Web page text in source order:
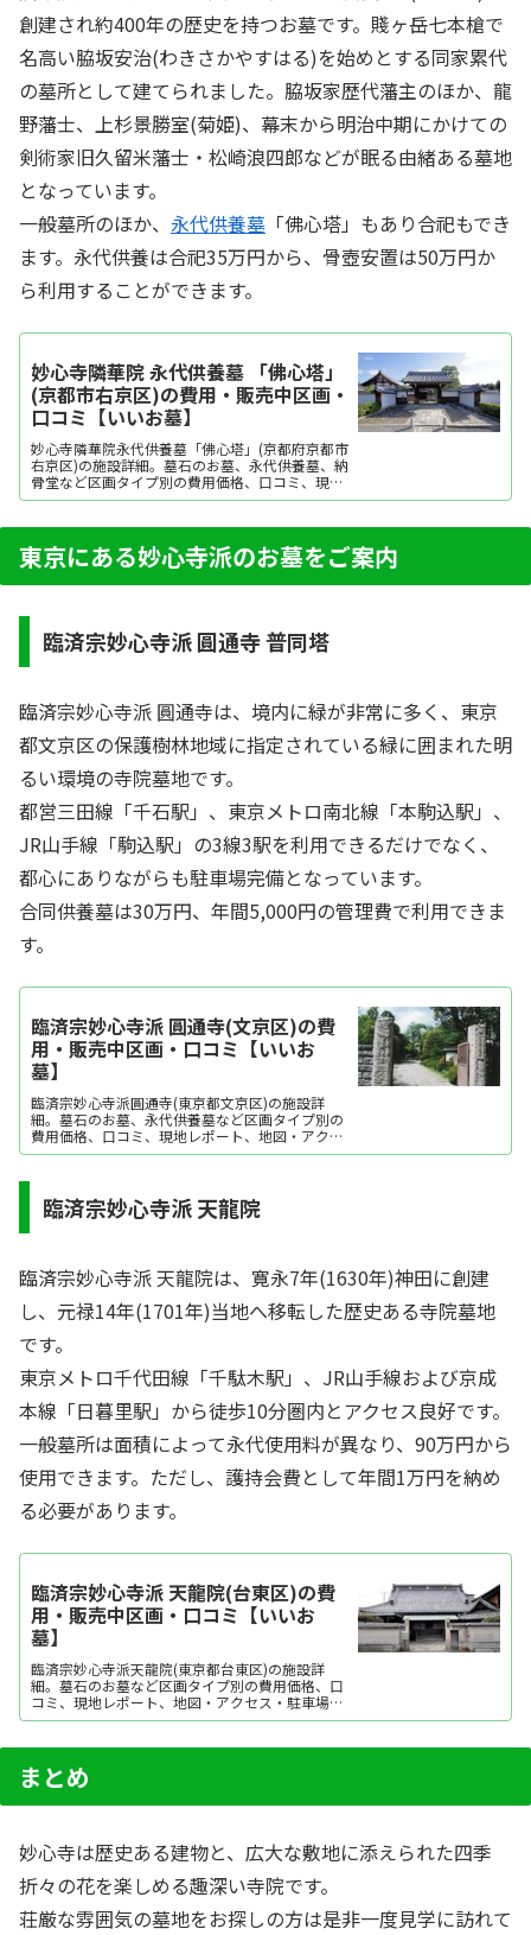
創建され約400年の歴史を持つお墓です。賤ヶ岳七本槍で
名高い脇坂安治(わきさかやすはる)を始めとする同家累代
の墓所として建てられました。脇坂家歴代藩主のほか、龍
野藩士、上杉景勝室(菊姫)、幕末から明治中期にかけての
剣術家旧久留米藩士・松崎浪四郎などが眠る由緒ある墓地
となっています。
一般墓所のほか、 永代供養墓 「佛心塔」もあり合祀もでき
ます。永代供養は合祀35万円から、骨壺安置は50万円か
ら利用することができます。
妙心寺隣華院 永代供養墓 「佛心塔」
(京都市右京区)の費用・販売中区画・
口コミ【いいお墓】
妙心寺隣華院永代供養墓「佛心塔」(京都府京都市
右京区)の施設詳細。墓石のお墓、永代供養墓、納
骨堂など区画タイプ別の費用価格、口コミ、現地
レポート、地図・アクセス・駐車場情報などを掲
ータルサイト「いいお墓」にお任せください。資
料請求・見学予約・お墓の相談はすべて無料！建
墓のポイ...
東京にある妙心寺派のお墓をご案内
臨済宗妙心寺派 圓通寺 普同塔
臨済宗妙心寺派 圓通寺は、境内に緑が非常に多く、東京
都文京区の保護樹林地域に指定されている緑に囲まれた明
るい環境の寺院墓地です。
都営三田線「千石駅」、東京メトロ南北線「本駒込駅」、
JR山手線「駒込駅」の3線3駅を利用できるだけでなく、
都心にありながらも駐車場完備となっています。
合同供養墓は30万円、年間5,000円の管理費で利用できま
す。
臨済宗妙心寺派 圓通寺(文京区)の費
用・販売中区画・口コミ【いいお
墓】
臨済宗妙心寺派圓通寺(東京都文京区)の施設詳
細。墓石のお墓、永代供養墓など区画タイプ別の
費用価格、口コミ、現地レポート、地図・アクセ
ス・駐車場情報などを掲載。霊園・墓地をお探し
墓の相談はすべて無料！建墓のポイント、石材店
の選び方など、...
臨済宗妙心寺派 天龍院
臨済宗妙心寺派 天龍院は、寛永7年(1630年)神田に創建
し、元禄14年(1701年)当地へ移転した歴史ある寺院墓地
です。
東京メトロ千代田線「千駄木駅」、JR山手線および京成
本線「日暮里駅」から徒歩10分圏内とアクセス良好です。
一般墓所は面積によって永代使用料が異なり、90万円から
使用できます。ただし、護持会費として年間1万円を納め
る必要があります。
臨済宗妙心寺派 天龍院(台東区)の費
用・販売中区画・口コミ【いいお
墓】
臨済宗妙心寺派天龍院(東京都台東区)の施設詳
細。墓石のお墓など区画タイプ別の費用価格、口
コミ、現地レポート、地図・アクセス・駐車場情
報などを掲載。霊園・墓地をお探しなら日本最大
ださい。資料請求・見学予約・お墓の相談はすべ
て無料！建墓のポイント、石材店の選び方など、
お墓探しに役...
まとめ
妙心寺は歴史ある建物と、広大な敷地に添えられた四季
折々の花を楽しめる趣深い寺院です。
荘厳な雰囲気の墓地をお探しの方は是非一度見学に訪れて